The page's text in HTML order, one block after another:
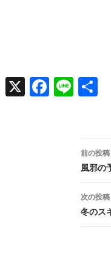
Face
Line
投
稿
ナ
ビ
前の投稿
風邪の
次の投稿
冬のス